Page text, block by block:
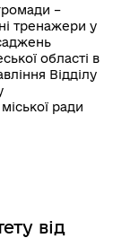
–
тренажери у
області в
Відділу
ради
від